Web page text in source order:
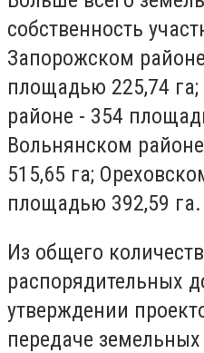
собственность
Запорожском
площадью 225,74
районе - 354
Вольнянском
515,65 га;
площадью 392,59 га.
Из общего
распорядительных
утверждении
передаче земельных